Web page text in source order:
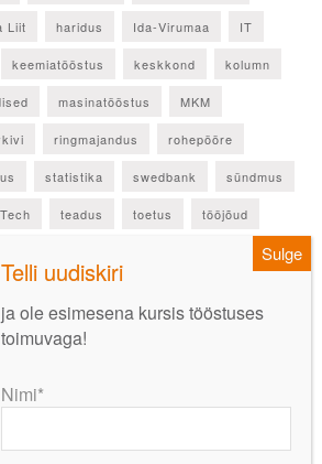
Liit haridus Ida-Virumaa IT
keemiatööstus keskkond kolumn
masinatööstus MKM
ringmajandus rohepööre
statistika swedbank sündmus
teadus toetus tööjõud
kursis oluliste uudistega!
ja ole esimesena kursis tööstuses
toimuvaga!
Nimi*